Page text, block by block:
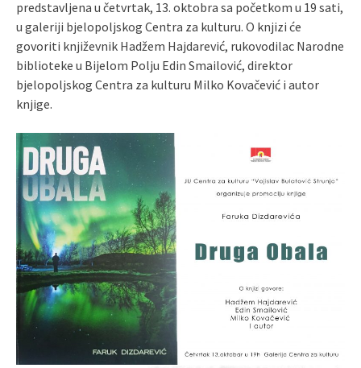
predstavljena u četvrtak, 13. oktobra sa početkom u 19 sati,
u galeriji bjelopoljskog Centra za kulturu. O knjizi će
govoriti književnik Hadžem Hajdarević, rukovodilac Narodne
biblioteke u Bijelom Polju Edin Smailović, direktor
bjelopoljskog Centra za kulturu Milko Kovačević i autor
knjige.